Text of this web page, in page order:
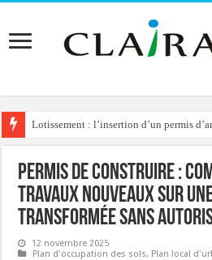
Lotissement : l’insertion d’un permis
Meublés de tourisme à Paris :
Permis de construire :
travaux nouveaux sur
transformée sans
12 novembre 2025
Plan d'occupation des sols, Plan local